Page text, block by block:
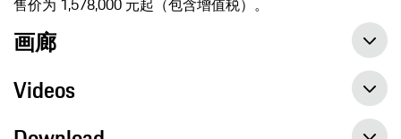
售价为 1,578,000 元起（包含增值税）。
画廊
Videos